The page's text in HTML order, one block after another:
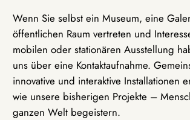
Wenn Sie selbst ein Museum, eine
öffentlichen Raum vertreten und
mobilen oder stationären Ausstellung
uns über eine Kontaktaufnahme.
innovative und interaktive Installationen
wie unsere bisherigen Projekte –
ganzen Welt begeistern.